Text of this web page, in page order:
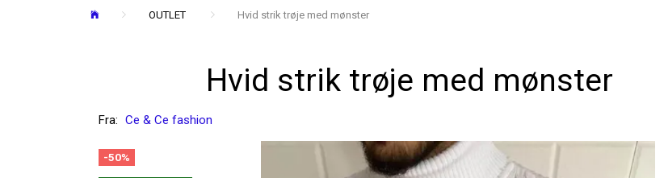
OUTLET Hvid strik trøje med mønster
Hvid strik trøje med mønster
Fra: Ce & Ce fashion
-50%